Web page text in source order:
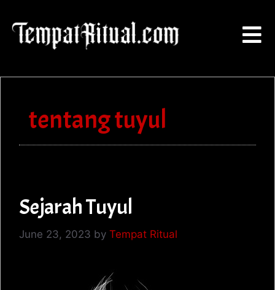
tentang tuyul
Sejarah Tuyul
June 23, 2023 by Tempat Ritual